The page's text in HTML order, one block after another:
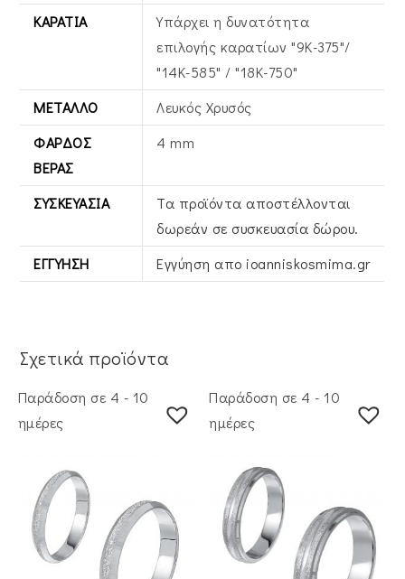
ΚΑΡΆΤΙΑ
Υπάρχει η δυνατότητα
επιλογής καρατίων "9Κ-375"/
"14Κ-585" / "18Κ-750"
ΜΈΤΑΛΛΟ
Λευκός Xρυσός
ΦΆΡΔΟΣ
ΒΕΡΑΣ
4 mm
ΣΥΣΚΕΥΑΣΊΑ
Τα προϊόντα αποστέλλονται
δωρεάν σε συσκευασία δώρου.
ΕΓΓΎΗΣΗ
Εγγύηση απο ioanniskosmima.gr
Σχετικά προϊόντα
Παράδοση σε 4 - 10
ημέρες
Παράδοση σε 4 - 10
ημέρες